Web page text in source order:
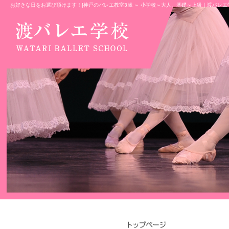
お好きな日をお選び頂けます！|神戸のバレエ教室3歳 ～ 小学校～大人、基礎～上級｜渡バレエ